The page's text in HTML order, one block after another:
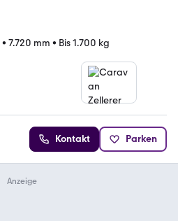
• 7.720 mm • Bis 1.700 kg
Kontakt Parken